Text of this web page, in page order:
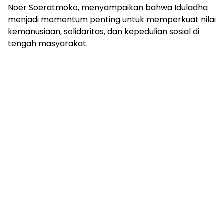
Noer Soeratmoko, menyampaikan bahwa Iduladha
menjadi momentum penting untuk memperkuat nilai
kemanusiaan, solidaritas, dan kepedulian sosial di
tengah masyarakat.